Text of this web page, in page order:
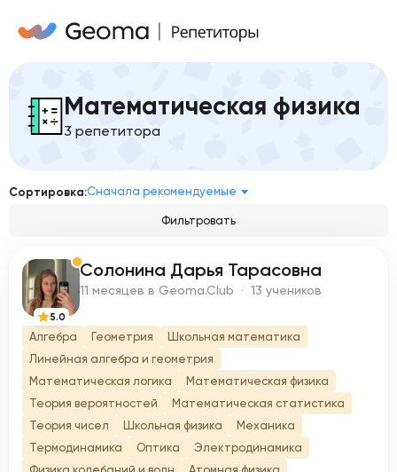
Математическая физика
3 репетитора
Сортировка:Сначала рекомендуемые
Фильтровать
С
5.0
Солонина Дарья Тарасовна
11 месяцев в Geoma.Club · 13 учеников
Алгебра Геометрия
Школьная математика
Линейная алгебра и геометрия
Математическая логика
Математическая физика
Теория вероятностей
Математическая статистика
Теория чисел
Школьная физика
Механика
Термодинамика
Оптика
Электродинамика